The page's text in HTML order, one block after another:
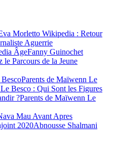
Morletto Wikipedia : Retour
Aguerrie
Fanny Guinochet
Parcours de la Jeune
Parents de Maïwenn Le
Besco : Qui Sont les Figures
?Parents de Maïwenn Le
Mau Avant Apres
Abnousse Shalmani